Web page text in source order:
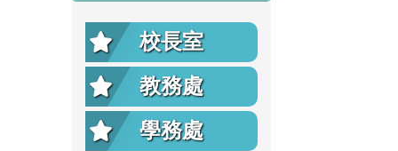
校長室
教務處
學務處